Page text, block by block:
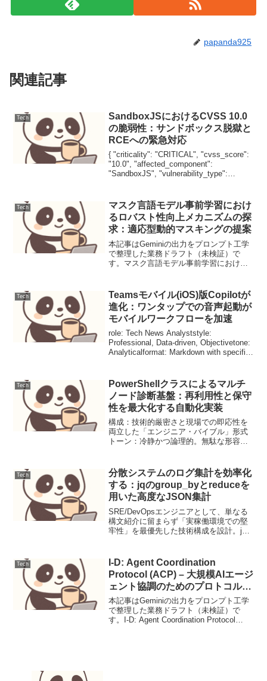
papanda925
関連記事
Tech
SandboxJSにおけるCVSS 10.0
の脆弱性：サンドボックス脱獄と
RCEへの緊急対応
{ "criticality": "CRITICAL", "cvss_score":
"10.0", "affected_component":
"SandboxJS", "vulnerability_type":
Tech
マスク言語モデル事前学習におけ
るロバスト性向上メカニズムの探
求：適応型動的マスキングの提案
本記事はGeminiの出力をプロンプト工学
で整理した業務ドラフト（未検証）で
す。マスク言語モデル事前学習における
研究）近年の自然言語処理分野における
Transform...
Tech
Teamsモバイル(iOS)版Copilotが
進化：ワンタップでの音声起動が
モバイルワークフローを加速
role: Tech News Analyststyle:
Professional, Data-driven, Objectivetone:
Analyticalformat: Markdown with specific
Tech
PowerShellクラスによるマルチ
ノード診断基盤：再利用性と保守
性を最大化する自動化実装
構成：技術的厳密さと現場での即応性を
両立した「エンジニア・バイブル」形式
トーン：冷静かつ論理的。無駄な形容詞
カタカナ表記。冗長な敬語を排除視覚：
Mermaidによる構造可...
Tech
分散システムのログ集計を効率化
する：jqのgroup_byとreduceを
用いた高度なJSON集計
SRE/DevOpsエンジニアとして、単なる
構文紹介に留まらず「実稼働環境での堅
牢性」を最優先した技術構成を設計。jq
に、一時ファイル処理やエラーハ...
Tech
I-D: Agent Coordination
Protocol (ACP) – 大規模AIエージ
ェント協調のためのプロトコル設
計
本記事はGeminiの出力をプロンプト工学
で整理した業務ドラフト（未検証）で
す。I-D: Agent Coordination Protocol